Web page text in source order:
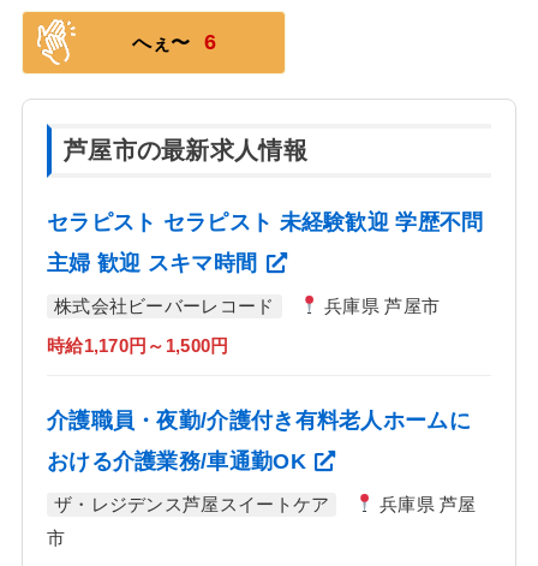
へぇ〜 6
芦屋市の最新求人情報
セラピスト セラピスト 未経験歓迎 学歴不問
主婦 歓迎 スキマ時間
株式会社ビーバーレコード 兵庫県 芦屋市
時給1,170円～1,500円
介護職員・夜勤/介護付き有料老人ホームに
おける介護業務/車通勤OK
ザ・レジデンス芦屋スイートケア
兵庫県 芦屋
市